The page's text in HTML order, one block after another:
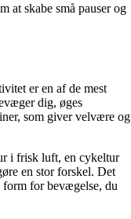
at skabe små pauser og
er en af de mest
dig, øges
som giver velvære og
i frisk luft, en cykeltur
en stor forskel. Det
form for bevægelse, du